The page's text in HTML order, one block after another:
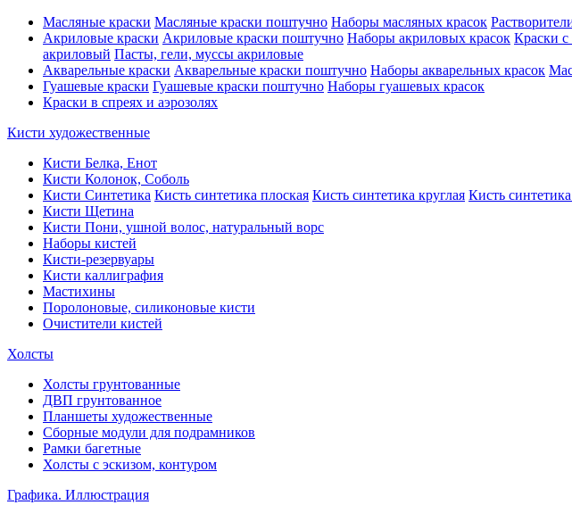
Масляные краски Масляные краски поштучно Наборы масляных красок
Акриловые краски Акриловые краски поштучно Наборы акриловых красок Краски
акриловый Пасты, гели, муссы акриловые
Акварельные краски Акварельные краски поштучно Наборы акварельных красок
Гуашевые краски Гуашевые краски поштучно Наборы гуашевых красок
Краски в спреях и аэрозолях
Кисти художественные
Кисти Белка, Енот
Кисти Колонок, Соболь
Кисти Синтетика Кисть синтетика плоская Кисть синтетика круглая Кисть
Кисти Щетина
Кисти Пони, ушной волос, натуральный ворс
Наборы кистей
Кисти-резервуары
Кисти каллиграфия
Мастихины
Поролоновые, силиконовые кисти
Очистители кистей
Холсты
Холсты грунтованные
ДВП грунтованное
Планшеты художественные
Сборные модули для подрамников
Рамки багетные
Холсты c эскизом, контуром
Графика. Иллюстрация